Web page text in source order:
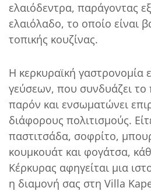
ελαιόδεντρα, παράγοντας
ελαιόλαδο, το οποίο είναι
τοπικής κουζίνας.
Η κερκυραϊκή γαστρονομία
γεύσεων, που συνδυάζει το
παρόν και ενσωματώνει
διάφορους πολιτισμούς.
παστιτσάδα, σοφρίτο,
κουμκουάτ και φογάτσα,
Κέρκυρας αφηγείται μια
η διαμονή σας στη Villa